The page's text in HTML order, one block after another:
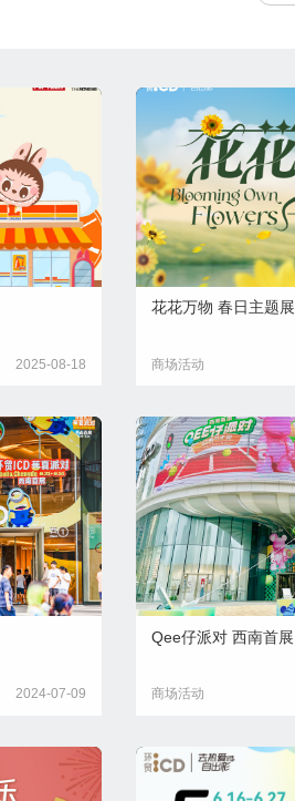
2025-08-18
花花万物 春日主题展
商场活动
2024-07-09
Qee仔派对 西南首展
商场活动